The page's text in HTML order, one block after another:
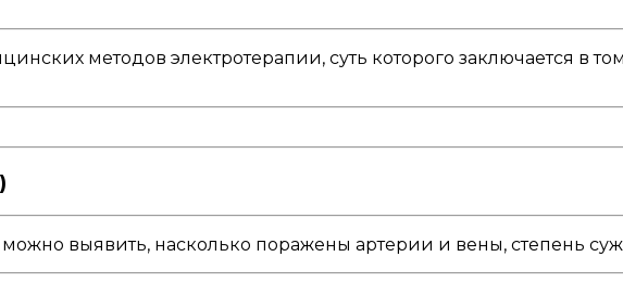
методов электротерапии, суть которого заключается в
выявить, насколько поражены артерии и вены, степень